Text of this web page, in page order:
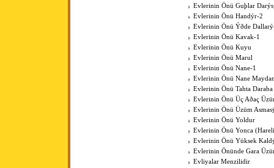
Evlerinin Önü Guþlar
Evlerinin Önü Handýr-2
Evlerinin Önü Ýðde
Evlerinin Önü Kavak-1
Evlerinin Önü Kuyu
Evlerinin Önü Marul
Evlerinin Önü Nane-1
Evlerinin Önü Nane
Evlerinin Önü Tahta Daraba
Evlerinin Önü Üç Aðaç
Evlerinin Önü Üzüm
Evlerinin Önü Yoldur
Evlerinin Önü Yonca
Evlerinin Önü Yüksek
Evlerinin Önünde Gara
Evliyalar Menzilidir